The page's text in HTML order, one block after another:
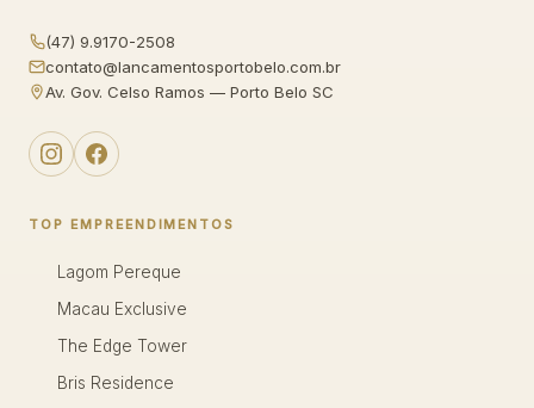
(47) 9.9170-2508
contato@lancamentosportobelo.com.br
Av. Gov. Celso Ramos — Porto Belo SC
TOP EMPREENDIMENTOS
Lagom Pereque
Macau Exclusive
The Edge Tower
Bris Residence